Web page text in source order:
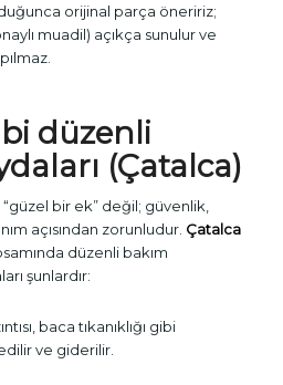
orijinal parça öneririz;
muadil) açıkça sunulur ve
düzenli
(Çatalca)
bir ek” değil; güvenlik,
açısından zorunludur. Çatalca
düzenli bakım
şunlardır:
baca tıkanıklığı gibi
ve giderilir.